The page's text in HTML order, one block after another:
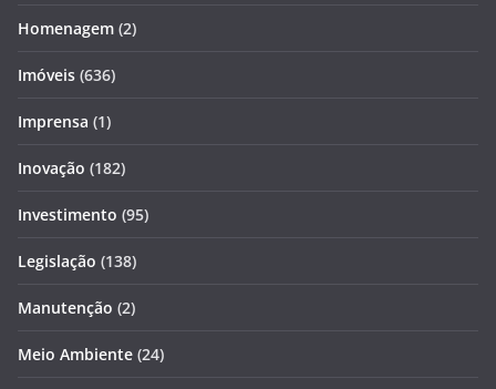
Homenagem (2)
Imóveis (636)
Imprensa (1)
Inovação (182)
Investimento (95)
Legislação (138)
Manutenção (2)
Meio Ambiente (24)